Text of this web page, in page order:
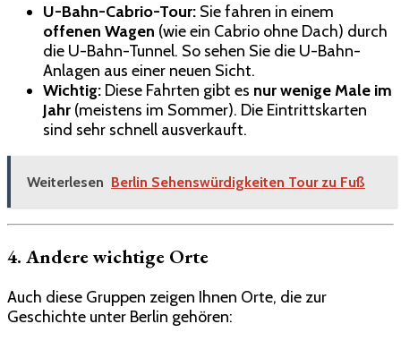
U-Bahn-Cabrio-Tour: Sie fahren in einem
offenen Wagen (wie ein Cabrio ohne Dach) durch
die U-Bahn-Tunnel. So sehen Sie die U-Bahn-
Anlagen aus einer neuen Sicht.
Wichtig: Diese Fahrten gibt es nur wenige Male im
Jahr (meistens im Sommer). Die Eintrittskarten
sind sehr schnell ausverkauft.
Weiterlesen Berlin Sehenswürdigkeiten Tour zu Fuß
4. Andere wichtige Orte
Auch diese Gruppen zeigen Ihnen Orte, die zur
Geschichte unter Berlin gehören: